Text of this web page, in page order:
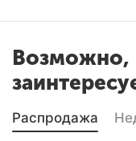
Возможно,
Распродажа